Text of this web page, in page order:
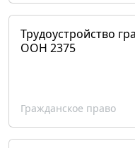
Трудоустройство
ООН 2375
Гражданское право